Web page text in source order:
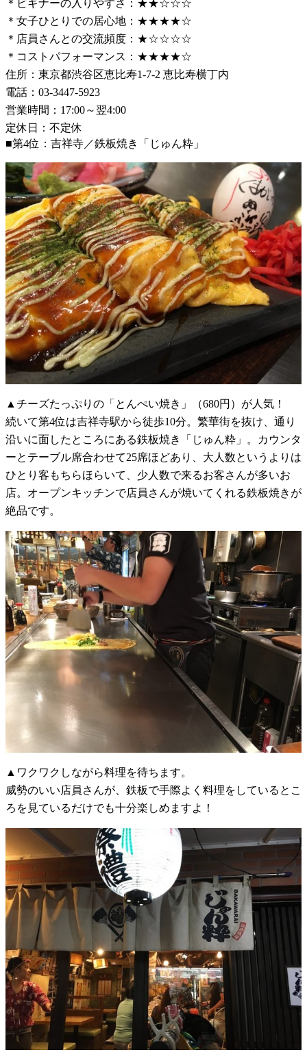
＊ビギナーの入りやすさ：★★☆☆☆
＊女子ひとりでの居心地：★★★★☆
＊店員さんとの交流頻度：★☆☆☆☆
＊コストパフォーマンス：★★★★☆
住所：東京都渋谷区恵比寿1-7-2 恵比寿横丁内
電話：03-3447-5923
営業時間：17:00～翌4:00
定休日：不定休
■第4位：吉祥寺／鉄板焼き「じゅん粋」
▲チーズたっぷりの「とんぺい焼き」（680円）が人気！
続いて第4位は吉祥寺駅から徒歩10分。繁華街を抜け、通り
沿いに面したところにある鉄板焼き「じゅん粋」。カウンタ
ーとテーブル席合わせて25席ほどあり、大人数というよりは
ひとり客もちらほらいて、少人数で来るお客さんが多いお
店。オープンキッチンで店員さんが焼いてくれる鉄板焼きが
絶品です。
▲ワクワクしながら料理を待ちます。
威勢のいい店員さんが、鉄板で手際よく料理をしているとこ
ろを見ているだけでも十分楽しめますよ！